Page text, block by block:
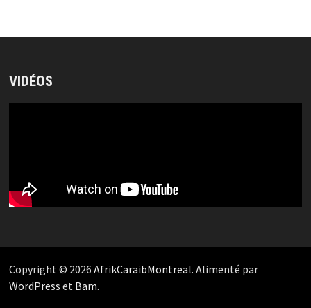
VIDÉOS
Copyright © 2026 AfrikCaraibMontreal. Alimenté par
WordPress et Bam.